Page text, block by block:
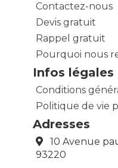
Contactez-nous
Devis gratuit
Rappel gratuit
Pourquoi nous
Infos légales
Conditions
Politique de vie
Adresses
10 Avenue
93220